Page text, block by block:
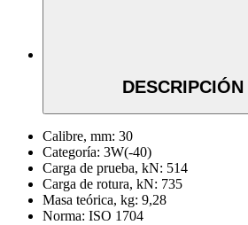
DESCRIPCIÓN
Calibre, mm: 30
Categoría: 3W(-40)
Carga de prueba, kN: 514
Carga de rotura, kN: 735
Masa teórica, kg: 9,28
Norma: ISO 1704